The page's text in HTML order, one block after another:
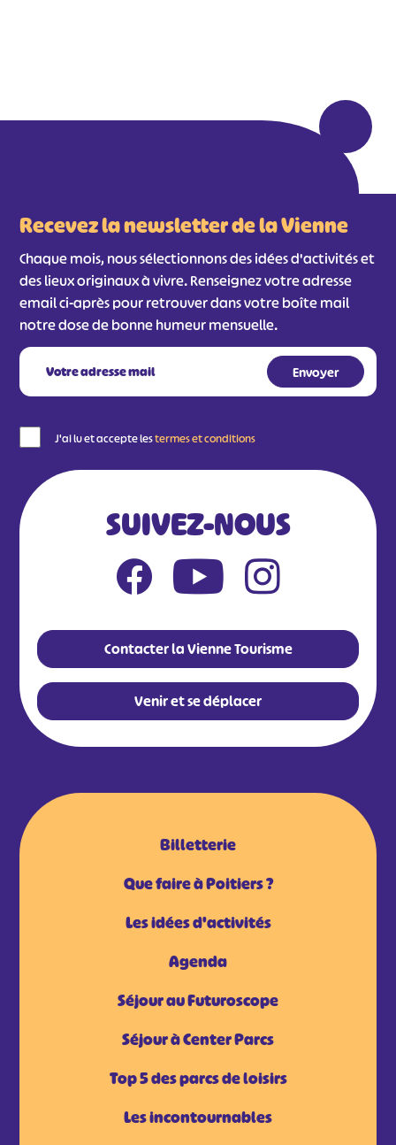
Recevez la newsletter de la Vienne
Chaque mois, nous sélectionnons des idées d'activités et
des lieux originaux à vivre. Renseignez votre adresse
email ci-après pour retrouver dans votre boîte mail
notre dose de bonne humeur mensuelle.
J'ai lu et accepte lestermes et conditions
SUIVEZ-NOUS
Contacter la Vienne Tourisme
Venir et se déplacer
Billetterie
Que faire à Poitiers ?
Les idées d'activités
Agenda
Séjour au Futuroscope
Séjour à Center Parcs
Top 5 des parcs de loisirs
Les incontournables
# # #
#
#